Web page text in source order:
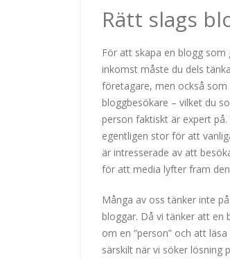
Rätt slags
För att skapa en blogg som
inkomst måste du dels
företagare, men också som
bloggbesökare – vilket du
person faktiskt är expert på.
egentligen stor för att
är intresserade av att
för att media lyfter fram
Många av oss tänker inte
bloggar. Då vi tänker att en
om en ”person” och att
särskilt när vi söker lösning